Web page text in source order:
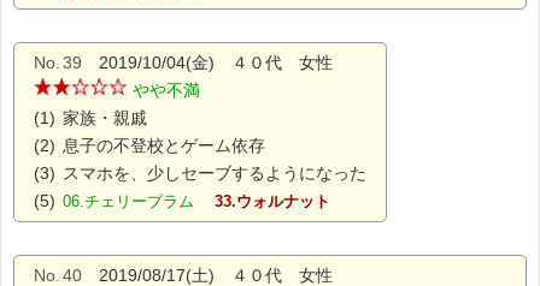
No. 39 2019/10/04(金) ４０代 女性
やや不満
(1) 家族・親戚
(2) 息子の不登校とゲーム依存
(3) スマホを、少しセーブするようになった
(5) 06.チェリープラム 33.ウォルナット
No. 40 2019/08/17(土) ４０代 女性